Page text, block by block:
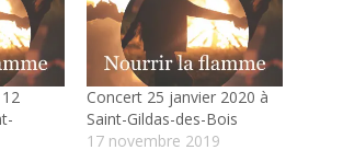
Concert 25 janvier 2020 à
Saint-Gildas-des-Bois
17 novembre 2019